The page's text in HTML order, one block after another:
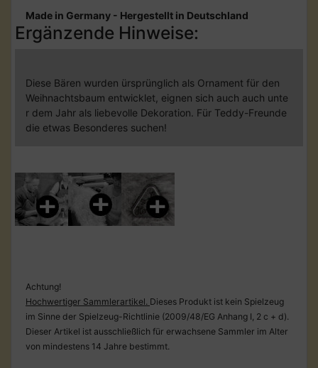
Made in Germany - Hergestellt in Deutschland
Ergänzende Hinweise:
Diese Bären wurden ürsprünglich als Ornament für den
Weihnachtsbaum entwicklet, eignen sich auch auch unte
r dem Jahr als liebevolle Dekoration. Für Teddy-Freunde
die etwas Besonderes suchen!
Achtung!
Hochwertiger Sammlerartikel. Dieses Produkt ist kein Spielzeug
im Sinne der Spielzeug-Richtlinie (2009/48/EG Anhang I, 2 c + d).
Dieser Artikel ist ausschließlich für erwachsene Sammler im Alter
von mindestens 14 Jahre bestimmt.